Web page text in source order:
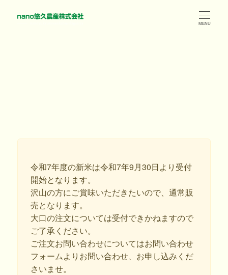
MENU
令和7年度の新米は令和7年9月30日より受付
開始となります。
沢山の方にご賞味いただきたいので、通常販
売となります。
大口の注文については受付できかねますので
ご了承ください。
ご注文お問い合わせについてはお問い合わせ
フォームよりお問い合わせ、お申し込みくだ
さいませ。